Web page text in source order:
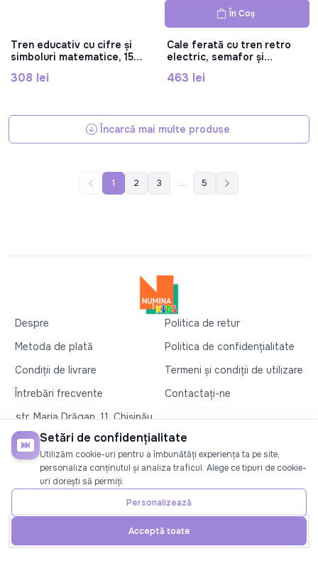
Telefon Cont
Tren educativ cu cifre și
simboluri matematice, 15
308 lei
În Coș
Cale ferată cu tren retro
electric, semafor și
463 lei
Încarcă mai multe produse
1 2 3 ... 5
Despre
Politica de retur
Metoda de plată
Politica de confidențialitate
Condiții de livrare
Termeni și condiții de utilizare
Întrebări frecvente
Contactați-ne
str. Maria Drăgan, 11, Chișinău
+37360327279
©2026Numina Kids. Toate drepturile rezervate
SOCIAL
Setări de confidențialitate
Utilizăm cookie-uri pentru a îmbunătăți experiența ta pe site,
personaliza conținutul și analiza traficul. Alege ce tipuri de cookie-
uri dorești să permiți.
Personalizează
Acceptă toate